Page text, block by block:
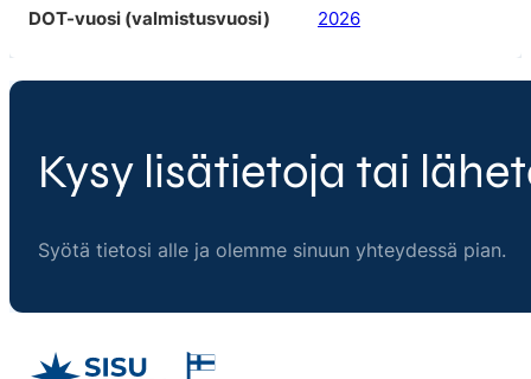
DOT-vuosi (valmistusvuosi) 2026
Kysy lisätietoja tai
Syötä tietosi alle ja olemme sinuun yhteydessä pian.